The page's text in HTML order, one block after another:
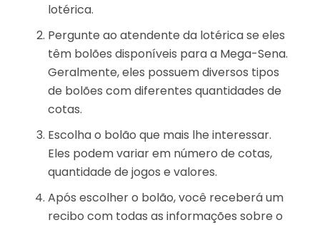
lotérica.
Pergunte ao atendente da lotérica se eles
têm bolões disponíveis para a Mega-Sena.
Geralmente, eles possuem diversos tipos
de bolões com diferentes quantidades de
cotas.
Escolha o bolão que mais lhe interessar.
Eles podem variar em número de cotas,
quantidade de jogos e valores.
Após escolher o bolão, você receberá um
recibo com todas as informações sobre o